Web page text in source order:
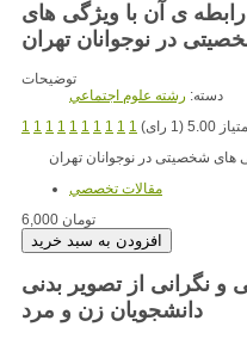
رابطه ی آن با ویژگی های
در نوجوانان تهران
توضیحات
دسته: رشته علوم اجتماعي
1 1 1 1 1 1 1 1 1 1
امتیاز 5.00 (1 رای)
های شخصیتی در نوجوانان تهران
مقالات تخصصي
6,000 تومان
نگرانی از تصویر بدنی
دانشجویان زن و مرد